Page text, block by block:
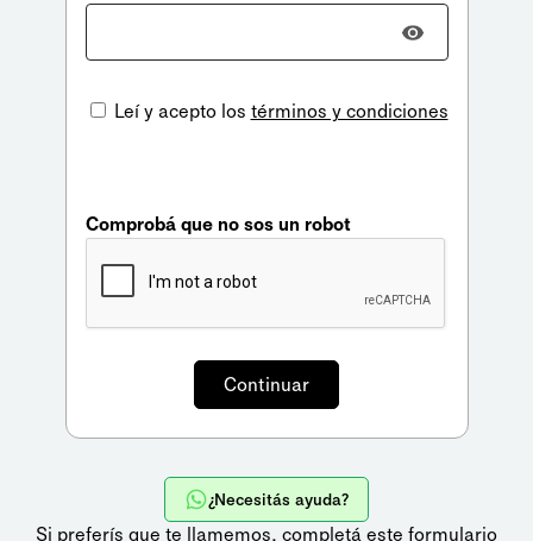
Leí y acepto los términos y condiciones
Comprobá que no sos un robot
¿Necesitás ayuda?
Si preferís que te llamemos, completá este formulario